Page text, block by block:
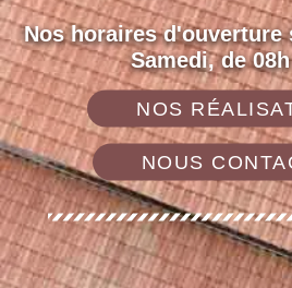
Nos horaires d'ouverture
Samedi, de
NOS
NOUS